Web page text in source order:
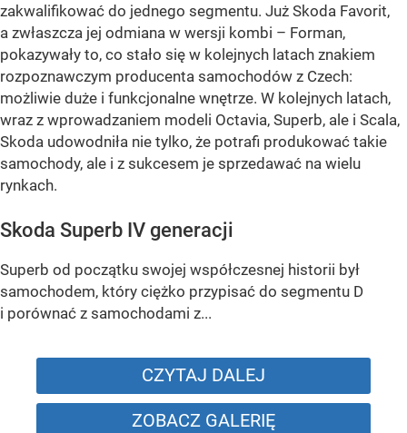
zakwalifikować do jednego segmentu. Już Skoda Favorit,
a zwłaszcza jej odmiana w wersji kombi – Forman,
pokazywały to, co stało się w kolejnych latach znakiem
rozpoznawczym producenta samochodów z Czech:
możliwie duże i funkcjonalne wnętrze. W kolejnych latach,
wraz z wprowadzaniem modeli Octavia, Superb, ale i Scala,
Skoda udowodniła nie tylko, że potrafi produkować takie
samochody, ale i z sukcesem je sprzedawać na wielu
rynkach.
Skoda Superb IV generacji
Superb od początku swojej współczesnej historii był
samochodem, który ciężko przypisać do segmentu D
i porównać z samochodami z...
CZYTAJ DALEJ
ZOBACZ GALERIĘ